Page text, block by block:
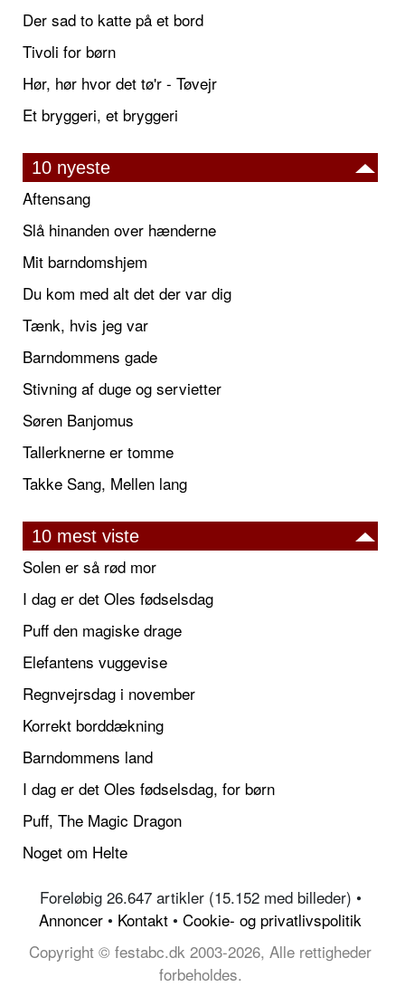
Der sad to katte på et bord
Tivoli for børn
Hør, hør hvor det tø'r - Tøvejr
Et bryggeri, et bryggeri
10 nyeste
Aftensang
Slå hinanden over hænderne
Mit barndomshjem
Du kom med alt det der var dig
Tænk, hvis jeg var
Barndommens gade
Stivning af duge og servietter
Søren Banjomus
Tallerknerne er tomme
Takke Sang, Mellen lang
10 mest viste
Solen er så rød mor
I dag er det Oles fødselsdag
Puff den magiske drage
Elefantens vuggevise
Regnvejrsdag i november
Korrekt borddækning
Barndommens land
I dag er det Oles fødselsdag, for børn
Puff, The Magic Dragon
Noget om Helte
Foreløbig 26.647 artikler (15.152 med billeder) •
Annoncer • Kontakt • Cookie- og privatlivspolitik
Copyright © festabc.dk 2003-2026, Alle rettigheder
forbeholdes.